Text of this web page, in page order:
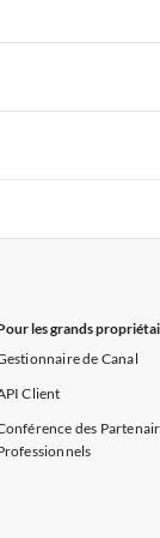
les grands
de Canal
Client
des